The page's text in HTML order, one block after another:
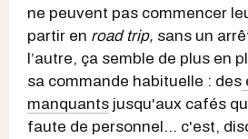
ne peuvent pas commencer
partir en road trip, sans un
l’autre, ça semble de plus en
sa commande habituelle : des
manquants jusqu'aux cafés
faute de personnel... c'est,